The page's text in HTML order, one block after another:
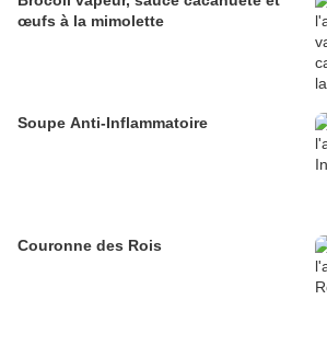
œufs à la mimolette
Soupe Anti-Inflammatoire
Couronne des Rois